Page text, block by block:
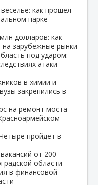
как прошёл
парке
долларов: как
на зарубежные рынки
под ударом:
атаки
в химии и
закрепились в
на ремонт моста
пройдёт в
от 200
области
в финансовой